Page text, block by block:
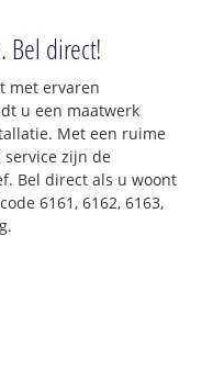
Bel direct!
met ervaren
u een maatwerk
Met een ruime
zijn de
Bel direct als u woont
6161, 6162, 6163,